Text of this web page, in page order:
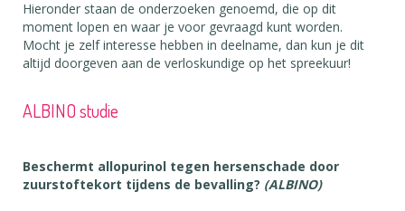
Hieronder staan de onderzoeken genoemd, die op dit
moment lopen en waar je voor gevraagd kunt worden.
Mocht je zelf interesse hebben in deelname, dan kun je dit
altijd doorgeven aan de verloskundige op het spreekuur!
ALBINO studie
Beschermt allopurinol tegen hersenschade door
zuurstoftekort tijdens de bevalling? (ALBINO)